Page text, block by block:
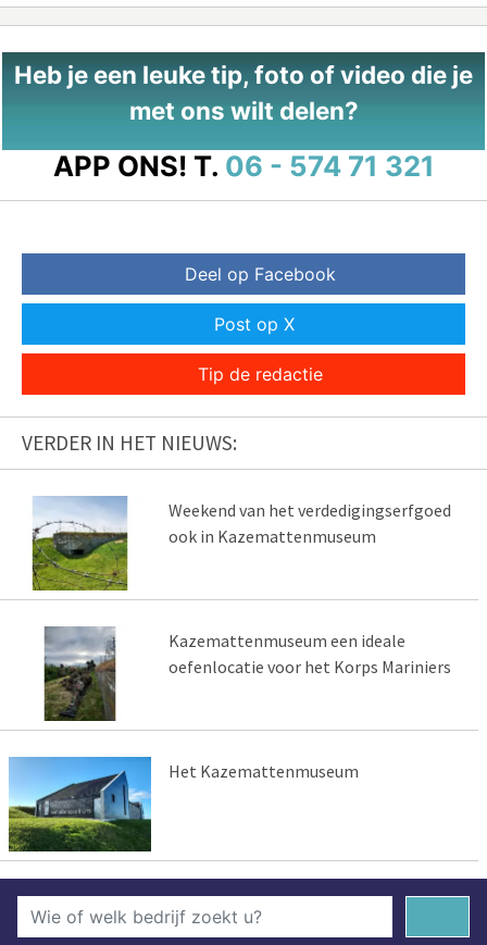
Heb je een leuke tip, foto of video die je
met ons wilt delen?
APP ONS! T. 06 - 574 71 321
Deel op Facebook
Post op X
Tip de redactie
VERDER IN HET NIEUWS:
Weekend van het verdedigingserfgoed
ook in Kazemattenmuseum
Kazemattenmuseum een ideale
oefenlocatie voor het Korps Mariniers
Het Kazemattenmuseum